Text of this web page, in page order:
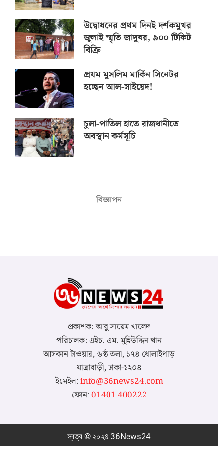
উদ্বোধনের প্রথম দিনই দর্শকমুখর
জুলাই স্মৃতি জাদুঘর, ৯০০ টিকিট
বিক্রি
প্রথম মুসলিম মার্কিন সিনেটর
হচ্ছেন আল-সাইয়েদ!
চুলা-পাতিল হাতে রাজধানীতে
অবস্থান কর্মসূচি
বিজ্ঞাপন
প্রকাশক: আবু সায়েম খালেদ
পরিচালক: এইচ. এম. মুহিউদ্দিন খান
আসকান টাওয়ার, ৬ষ্ঠ তলা, ১৭৪ ধোলাইপাড়
যাত্রাবাড়ী, ঢাকা-১২০৪
ইমেইল:info@36news24.com
ফোন:01401 400222
স্বত্ব © ২০২৪ 36News24